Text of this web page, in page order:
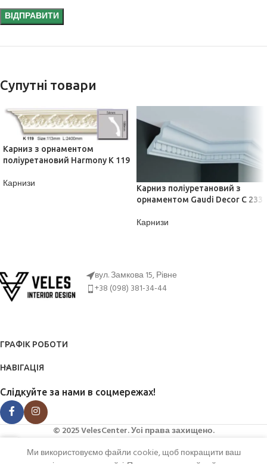
Супутні товари
Карниз з орнаментом
поліуретановий Harmony K 119
Карнизи
Карниз поліуретановий з
орнаментом Gaudi Decor C 233
Карнизи
вул. Замкова 15, Рівне
+38 (098) 381-34-44
ГРАФІК РОБОТИ
НАВІГАЦІЯ
Слідкуйте за нами в соцмережах!
© 2025 VelesCenter. Усі права захищено.
Ми використовуємо файли cookie, щоб покращити ваш